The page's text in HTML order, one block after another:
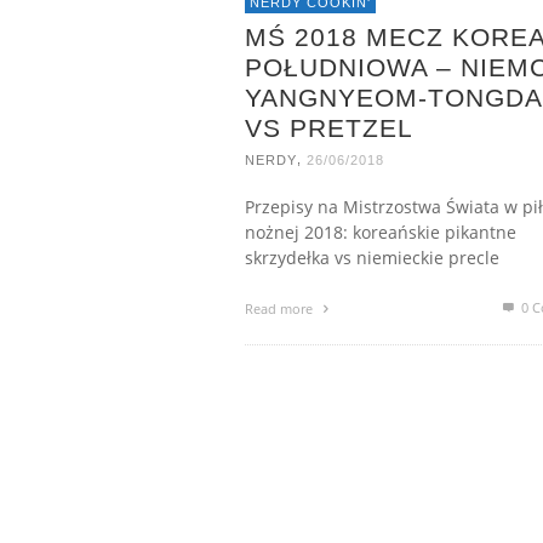
MŚ 2018 MECZ KOREA
POŁUDNIOWA –
YANGNYEOM-
VS PRETZEL
NERDY 26/06/2018
Przepisy na Mistrzostwa Świata w
nożnej 2018: koreańskie pikantne
skrzydełka vs niemieckie precle
Read more 0